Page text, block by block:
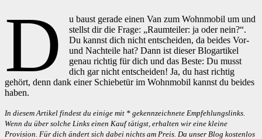
D
u baust gerade einen Van zum Wohnmobil um und
stellst dir die Frage: „Raumteiler: ja oder nein?“.
Du kannst dich nicht entscheiden, da beides Vor-
und Nachteile hat? Dann ist dieser Blogartikel
genau richtig für dich und das Beste: Du musst
dich gar nicht entscheiden! Ja, du hast richtig
gehört, denn dank einer Schiebetür im Wohnmobil kannst du beides
haben.
In diesem Artikel findest du einige mit * gekennzeichnete Empfehlungslinks.
Wenn du über solche Links einen Kauf tätigst, erhalten wir eine kleine
Provision. Für dich ändert sich dabei nichts am Preis. Da unser Blog kostenlos